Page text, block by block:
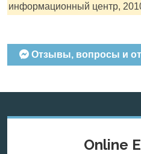
информационный центр,
Отзывы, вопросы и
Online